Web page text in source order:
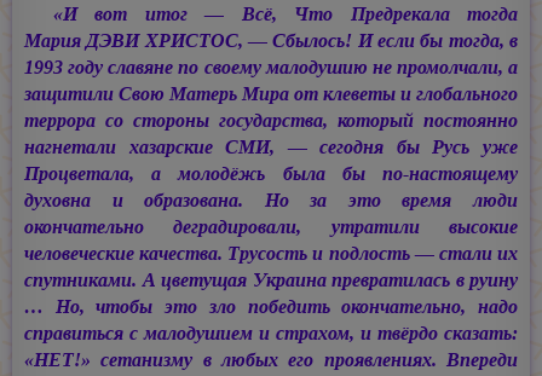
«И вот итог — Всё, Что Предрекала тогда
Мария ДЭВИ ХРИСТОС, —Сбылось! И если бы тогда, в
1993 году славяне по своему малодушию не промолчали, а
защитили Свою Матерь Мира от клеветы и глобального
террора со стороны государства, который постоянно
нагнетали хазарские СМИ, — сегодня бы Русь уже
Процветала, а молодёжь была бы по-настоящему
духовна и образована. Но за это время люди
окончательно деградировали, утратили высокие
человеческие качества. Трусость и подлость — стали их
спутниками. А цветущая Украина превратилась в руину
… Но, чтобы это зло победить окончательно, надо
справиться с малодушием и страхом, и твёрдо сказать:
«НЕТ!» сетанизму в любых его проявлениях. Впереди